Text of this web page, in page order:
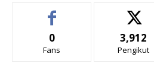
0
Fans
3,912
Pengikut